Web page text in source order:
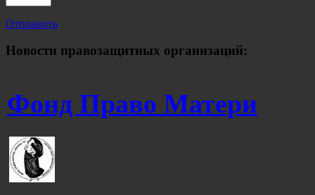
Отправить
Новости правозащитных организаций:
Фонд Право Матери